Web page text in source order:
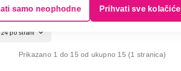
samo neophodne Prihvati sve kolačiće
Prikazano 1 do 15 od ukupno 15 (1 stranica)